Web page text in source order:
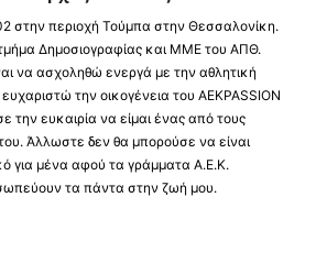
στην περιοχή Τούμπα στην Θεσσαλονίκη.
Δημοσιογραφίας και ΜΜΕ του ΑΠΘ.
να ασχοληθώ ενεργά με την αθλητική
την οικογένεια του AEKPASSION
την ευκαιρία να είμαι ένας από τους
Άλλωστε δεν θα μπορούσε να είναι
για μένα αφού τα γράμματα Α.Ε.Κ.
τα πάντα στην ζωή μου.